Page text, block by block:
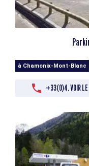
à Chamonix-Mont-Blanc
+33(0)4. VOIR LE